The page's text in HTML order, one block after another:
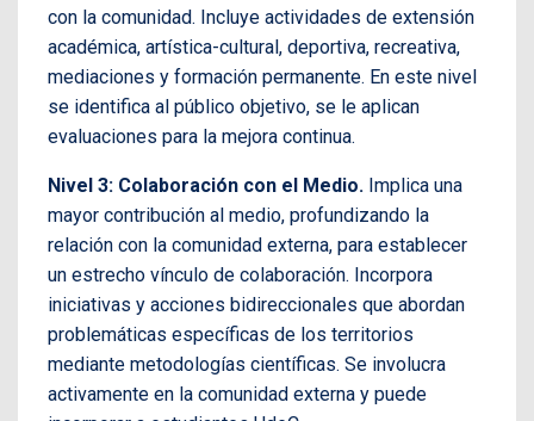
con la comunidad. Incluye actividades de extensión
académica, artística-cultural, deportiva, recreativa,
mediaciones y formación permanente. En este nivel
se identifica al público objetivo, se le aplican
evaluaciones para la mejora continua.
Nivel 3: Colaboración con el Medio. Implica una
mayor contribución al medio, profundizando la
relación con la comunidad externa, para establecer
un estrecho vínculo de colaboración. Incorpora
iniciativas y acciones bidireccionales que abordan
problemáticas específicas de los territorios
mediante metodologías científicas. Se involucra
activamente en la comunidad externa y puede